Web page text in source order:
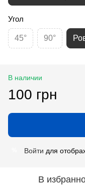
Угол
45° 90°
В наличии
100 грн
Войти для
В